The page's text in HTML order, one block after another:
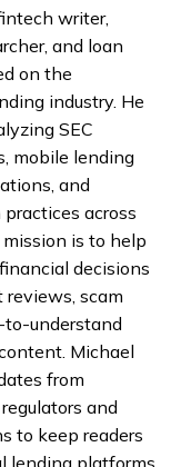
writer,
and loan
on the
industry. He
SEC
mobile lending
and
across
is to help
decisions
scam
understand
Michael
from
and
to keep readers
lending platforms,